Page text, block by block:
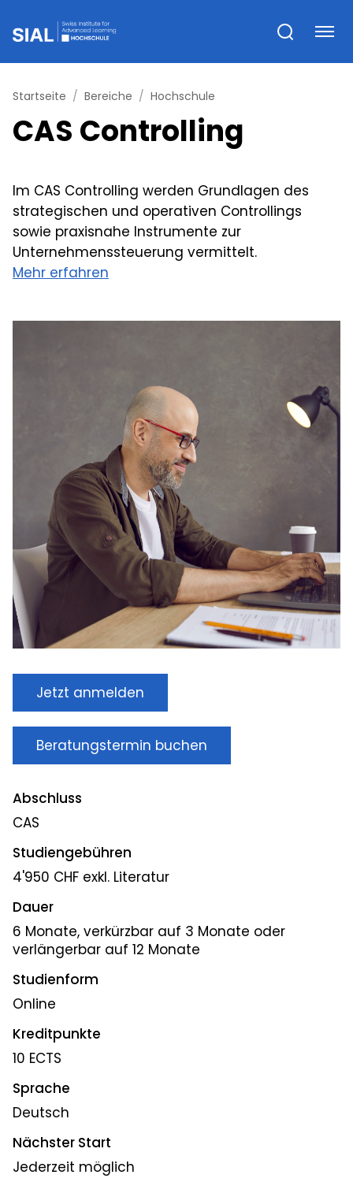
Startseite Bereiche Hochschule
CAS Controlling
Im CAS Controlling werden Grundlagen des
strategischen und operativen Controllings
sowie praxisnahe Instrumente zur
Unternehmenssteuerung vermittelt.
Mehr erfahren
Jetzt anmelden
Beratungstermin buchen
Abschluss
CAS
Studiengebühren
4'950 CHF exkl. Literatur
Dauer
6 Monate, verkürzbar auf 3 Monate oder
verlängerbar auf 12 Monate
Studienform
Online
Kreditpunkte
10 ECTS
Sprache
Deutsch
Nächster Start
Jederzeit möglich